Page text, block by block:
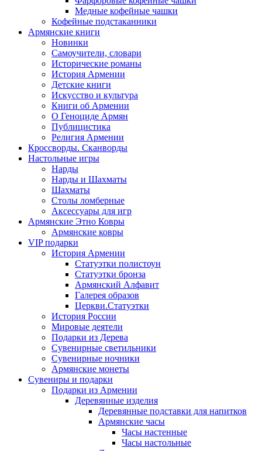
Медные кофейные чашки
Кофейные подстаканники
Армянские книги
Новинки
Самоучители, словари
Исторические романы
История Армении
Детские книги
Иcкусство и культура
Книги об Армении
О Геноциде Армян
Публицистика
Религия Армении
Кроссворды. Сканворды
Настольные игры
Нарды
Нарды и Шахматы
Шахматы
Столы ломберные
Аксессуары для игр
Армянские Этно Ковры
Армянские ковры
VIP подарки
История Армении
Статуэтки полистоун
Статуэтки бронза
Армянский Алфавит
Галерея образов
Церкви.Статуэтки
История России
Мировые деятели
Подарки из Дерева
Сувенирные светильники
Сувенирные ночники
Армянские монеты
Сувениры и подарки
Подарки из Армении
Деревянные изделия
Деревянные подставки для напитков
Армянские часы
Часы настенные
Часы настольные